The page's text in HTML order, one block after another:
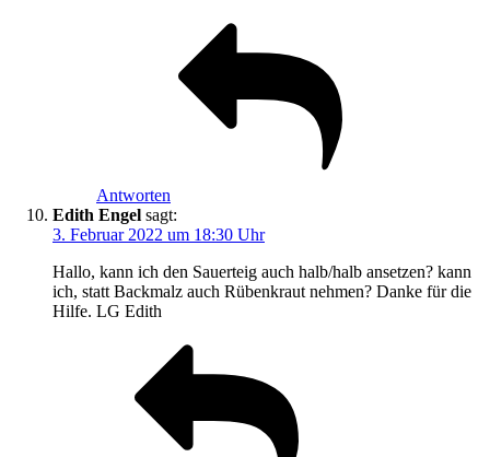
Antworten
Edith Engel sagt:
3. Februar 2022 um 18:30 Uhr
Hallo, kann ich den Sauerteig auch halb/halb ansetzen? kann
ich, statt Backmalz auch Rübenkraut nehmen? Danke für die
Hilfe. LG Edith